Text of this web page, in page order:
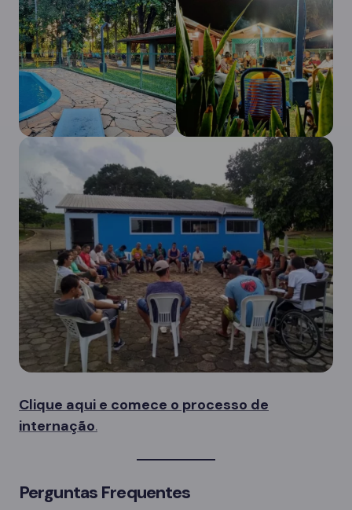
Clique aqui e comece o processo de
internação.
Perguntas Frequentes